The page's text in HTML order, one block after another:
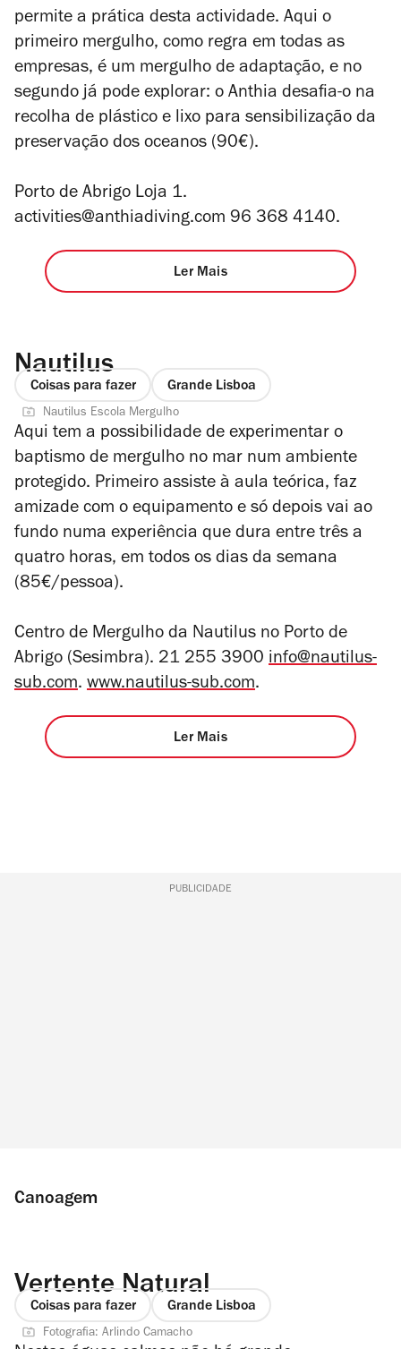
permite a prática desta actividade. Aqui o
primeiro mergulho, como regra em todas as
empresas, é um mergulho de adaptação, e no
segundo já pode explorar: o Anthia desafia-o na
recolha de plástico e lixo para sensibilização da
preservação dos oceanos (90€).
Porto de Abrigo Loja 1.
activities@anthiadiving.com 96 368 4140.
Ler Mais
Nautilus
Coisas para fazer Grande Lisboa
Nautilus Escola Mergulho
Aqui tem a possibilidade de experimentar o
baptismo de mergulho no mar num ambiente
protegido. Primeiro assiste à aula teórica, faz
amizade com o equipamento e só depois vai ao
fundo numa experiência que dura entre três a
quatro horas, em todos os dias da semana
(85€/pessoa).
Centro de Mergulho da Nautilus no Porto de
Abrigo (Sesimbra). 21 255 3900 info@nautilus-
sub.com. www.nautilus-sub.com.
Ler Mais
PUBLICIDADE
Canoagem
Vertente Natural
Coisas para fazer Grande Lisboa
Fotografia: Arlindo Camacho